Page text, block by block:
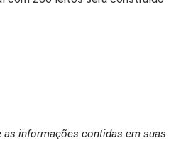
informações contidas em suas